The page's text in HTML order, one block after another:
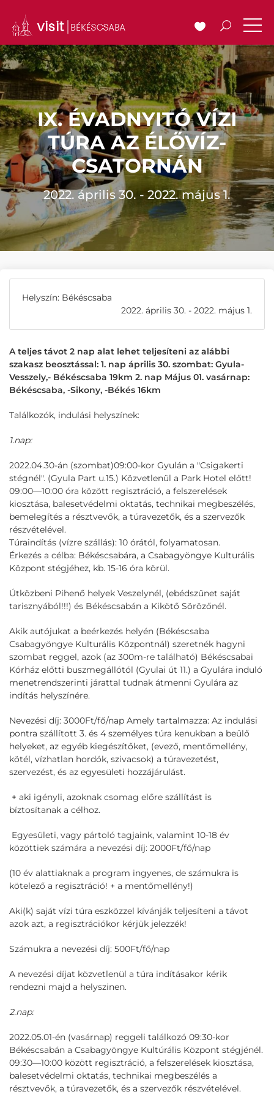
IX. ÉVADNYITÓ VÍZI
TÚRA AZ ÉLŐVÍZ-
CSATORNÁN
2022. április 30. - 2022. május 1.
Helyszín: Békéscsaba
2022. április 30. - 2022. május 1.
A teljes távot 2 nap alat lehet teljesíteni az alábbi
szakasz beosztással: 1. nap április 30. szombat: Gyula-
Vesszely,- Békéscsaba 19km 2. nap Május 01. vasárnap:
Békéscsaba, -Sikony, -Békés 16km
Találkozók, indulási helyszínek:
1.nap:
2022.04.30-án (szombat)09:00-kor Gyulán a "Csigakerti
stégnél". (Gyula Part u.15.) Közvetlenül a Park Hotel előtt!
09:00—10:00 óra között regisztráció, a felszerelések
kiosztása, balesetvédelmi oktatás, technikai megbeszélés,
bemelegítés a résztvevők, a túravezetők, és a szervezők
részvételével.
Túraindítás (vízre szállás): 10 órától, folyamatosan.
Érkezés a célba: Békéscsabára, a Csabagyöngye Kulturális
Központ stégjéhez, kb. 15-16 óra körül.
Útközbeni Pihenő helyek Veszelynél, (ebédszünet saját
tarisznyából!!!) és Békéscsabán a Kikötő Sörözőnél.
Akik autójukat a beérkezés helyén (Békéscsaba
Csabagyöngye Kulturális Központnál) szeretnék hagyni
szombat reggel, azok (az 300m-re található) Békéscsabai
Kórház előtti buszmegállótól (Gyulai út 11.) a Gyulára induló
menetrendszerinti járattal tudnak átmenni Gyulára az
indítás helyszínére.
Nevezési díj: 3000Ft/fő/nap Amely tartalmazza: Az indulási
pontra szállított 3. és 4 személyes túra kenukban a beülő
helyeket, az egyéb kiegészítőket, (evező, mentőmellény,
kötél, vízhatlan hordók, szivacsok) a túravezetést,
szervezést, és az egyesületi hozzájárulást.
+ aki igényli, azoknak csomag előre szállítást is
bíztosítanak a célhoz.
Egyesületi, vagy pártoló tagjaink, valamint 10-18 év
közöttiek számára a nevezési díj: 2000Ft/fő/nap
(10 év alattiaknak a program ingyenes, de számukra is
kötelező a regisztráció! + a mentőmellény!)
Aki(k) saját vízi túra eszközzel kívánják teljesíteni a távot
azok azt, a regisztrációkor kérjük jelezzék!
Számukra a nevezési díj: 500Ft/fő/nap
A nevezési díjat közvetlenül a túra indításakor kérik
rendezni majd a helyszinen.
2.nap:
2022.05.01-én (vasárnap) reggeli találkozó 09:30-kor
Békéscsabán a Csabagyöngye Kultúrális Központ stégjénél.
09:30—10:00 között regisztráció, a felszerelések kiosztása,
balesetvédelmi oktatás, technikai megbeszélés a
résztvevők, a túravezetők, és a szervezők részvételével.